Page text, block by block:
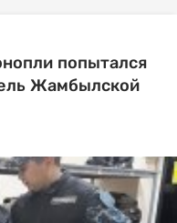
попытался
Жамбылской